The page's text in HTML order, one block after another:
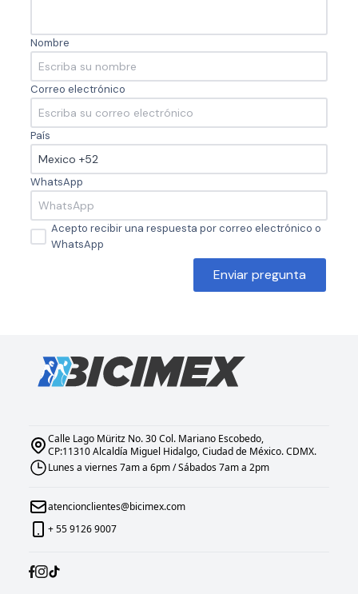
Nombre
Correo electrónico
País
WhatsApp
Acepto recibir una respuesta por correo electrónico o
WhatsApp
Enviar pregunta
Calle Lago Müritz No. 30 Col. Mariano Escobedo,
CP:11310 Alcaldía Miguel Hidalgo, Ciudad de México. CDMX.
Lunes a viernes 7am a 6pm / Sábados 7am a 2pm
atencionclientes@bicimex.com
+ 55 9126 9007